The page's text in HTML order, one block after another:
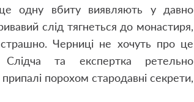
одну вбиту виявляють у давно
слід тягнеться до монастиря,
Черниці не хочуть про це
та експертка ретельно
порохом стародавні секрети,